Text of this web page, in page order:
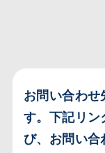
お問い合わせ
す。 下記リン
び、お問い合